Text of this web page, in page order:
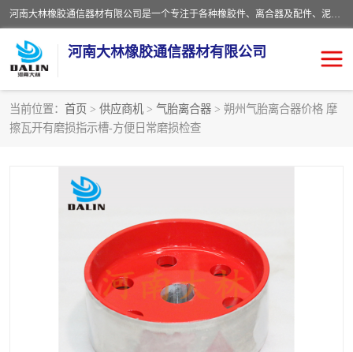
河南大林橡胶通信器材有限公司是一个专注于各种橡胶件、离合器及配件、泥浆泵及配件等产品设计制造和加工的企业。产品应用于矿山、冶金、石油、钢铁、化工、水泥、船舶、造纸、通用机械等各种大功率机械传动或制动装置。
河南大林橡胶通信器材有限公司
当前位置： 首页 > 供应商机 > 气胎离合器 > 朔州气胎离合器价格 摩
擦瓦开有磨损指示槽-方便日常磨损检查
推盘离合器 通风离合器
VC离合器
PO隔膜离合器
泥浆泵空气包胶囊 气动元件
DY隔膜式离合器 CB离合器